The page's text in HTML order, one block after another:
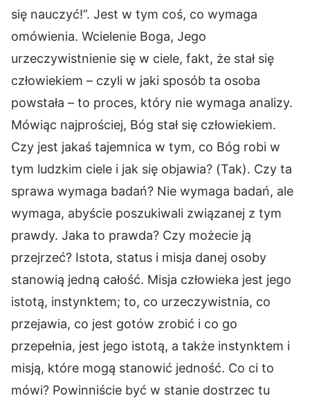
się nauczyć!”. Jest w tym coś, co wymaga
omówienia. Wcielenie Boga, Jego
urzeczywistnienie się w ciele, fakt, że stał się
człowiekiem – czyli w jaki sposób ta osoba
powstała – to proces, który nie wymaga analizy.
Mówiąc najprościej, Bóg stał się człowiekiem.
Czy jest jakaś tajemnica w tym, co Bóg robi w
tym ludzkim ciele i jak się objawia? (Tak). Czy ta
sprawa wymaga badań? Nie wymaga badań, ale
wymaga, abyście poszukiwali związanej z tym
prawdy. Jaka to prawda? Czy możecie ją
przejrzeć? Istota, status i misja danej osoby
stanowią jedną całość. Misja człowieka jest jego
istotą, instynktem; to, co urzeczywistnia, co
przejawia, co jest gotów zrobić i co go
przepełnia, jest jego istotą, a także instynktem i
misją, które mogą stanowić jedność. Co ci to
mówi? Powinniście być w stanie dostrzec tu